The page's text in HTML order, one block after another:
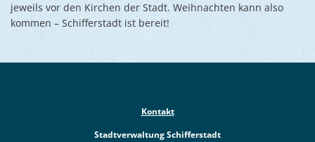
jeweils vor den Kirchen der Stadt. Weihnachten kann also
kommen – Schifferstadt ist bereit!
Kontakt
Stadtverwaltung Schifferstadt